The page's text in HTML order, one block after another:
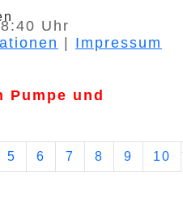
Uhr
Pumpe und
5 6 7 8 9 10
| Impressum